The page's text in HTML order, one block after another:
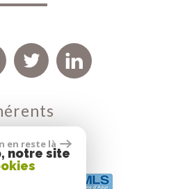
en reste là
notre site